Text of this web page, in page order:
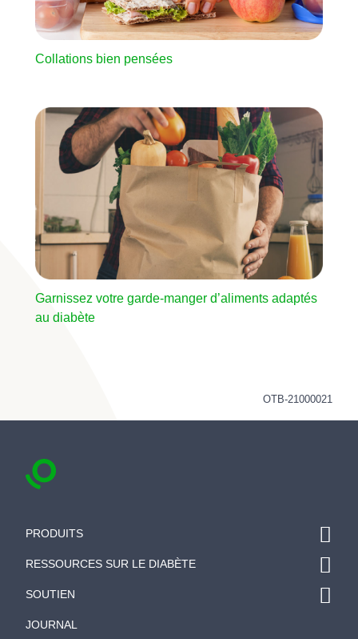
Collations bien pensées
Image
Garnissez votre garde-manger d’aliments adaptés
au diabète
OTB-21000021
PRODUITS
RESSOURCES SUR LE DIABÈTE
SOUTIEN
JOURNAL